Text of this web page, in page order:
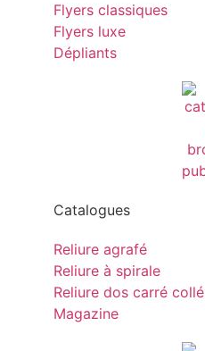
Flyers classiques
Flyers luxe
Dépliants
Catalogues
Reliure agrafé
Reliure à spirale
Reliure dos carré collé
Magazine